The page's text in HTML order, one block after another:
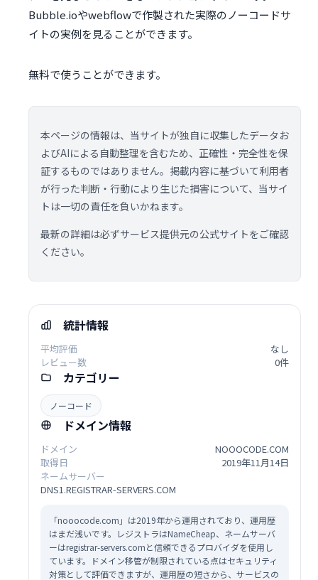
Bubble.ioやwebflowで作製された実際のノーコードサ
イトの実例を見ることができます。
無料で使うことができます。
本ページの情報は、当サイトが独自に収集したデータお
よびAIによる自動整理を含むため、正確性・完全性を保
証するものではありません。掲載内容に基づいて利用者
が行った判断・行動により生じた損害について、当サイ
トは一切の責任を負いかねます。
最新の詳細は必ずサービス提供元の公式サイトをご確認
ください。
統計情報
平均評価
なし
レビュー数
0件
カテゴリー
ノーコード
ドメイン情報
ドメイン
NOOOCODE.COM
取得日
2019年11月14日
ネームサーバー
DNS1.REGISTRAR-SERVERS.COM
「nooocode.com」は2019年から運用されており、運用歴
はまだ浅いです。レジストラはNameCheap、ネームサーバ
ーはregistrar-servers.comと信頼できるプロバイダを使用し
ています。ドメイン移管が制限されている点はセキュリティ
対策として評価できますが、運用歴の短さから、サービスの